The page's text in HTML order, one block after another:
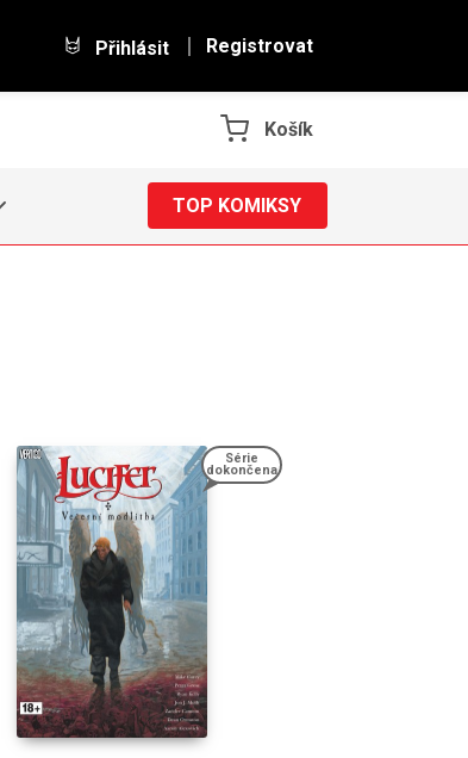
Přihlásit Registrovat
Košík
TOP KOMIKSY
Série
dokončena